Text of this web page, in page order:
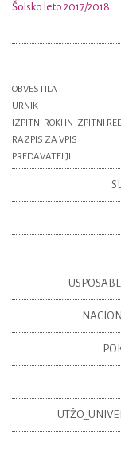
Šolsko leto 2017/2018
OBVESTILA
URNIK
IZPITNI ROKI IN IZPITNI
RAZPIS ZA VPIS
PREDAVATELJI